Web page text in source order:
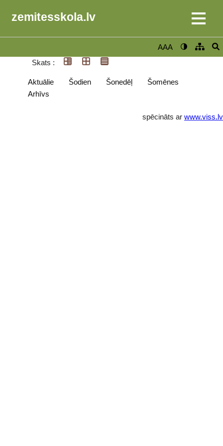
zemitesskola.lv
AAA
Skats :
Aktuālie Šodien Šonedēļ
Šomēnes
Arhīvs
spēcināts ar www.viss.lv